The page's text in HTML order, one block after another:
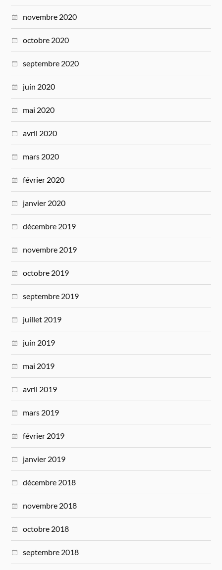
novembre 2020
octobre 2020
septembre 2020
juin 2020
mai 2020
avril 2020
mars 2020
février 2020
janvier 2020
décembre 2019
novembre 2019
octobre 2019
septembre 2019
juillet 2019
juin 2019
mai 2019
avril 2019
mars 2019
février 2019
janvier 2019
décembre 2018
novembre 2018
octobre 2018
septembre 2018